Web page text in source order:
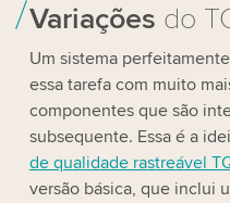
Variações do
Um sistema
essa tarefa com muito
componentes que são
subsequente. Essa é a
de qualidade rastreável
versão básica, que inclui